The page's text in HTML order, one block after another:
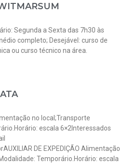
Segunda a Sexta das 7h30 às
completo; Desejável: curso de
ou curso técnico na área.
no local;Transporte
escala 6×2Interessados
DE EXPEDIÇÃO Alimentação
Temporário.Horário: escala